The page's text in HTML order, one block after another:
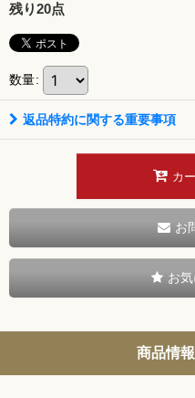
残り20点
数量:
返品特約に関する重要事項
カ
お
お
商品情